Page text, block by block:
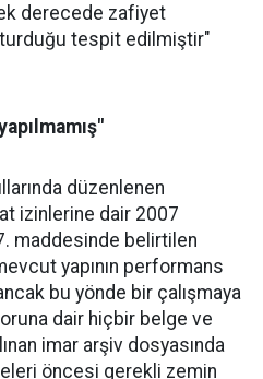
derecede zafiyet
tespit edilmiştir"
düzenlenen
izinlerine dair 2007
maddesinde belirtilen
yapının performans
bu yönde bir çalışmaya
dair hiçbir belge ve
imar arşiv dosyasında
öncesi gerekli zemin